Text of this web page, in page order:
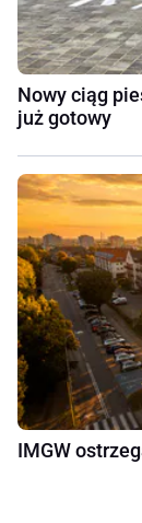
Nowy ciąg
już gotowy
IMGW